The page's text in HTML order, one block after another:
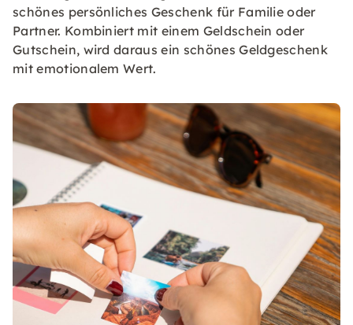
schönes persönliches Geschenk für Familie oder
Partner. Kombiniert mit einem Geldschein oder
Gutschein, wird daraus ein schönes Geldgeschenk
mit emotionalem Wert.